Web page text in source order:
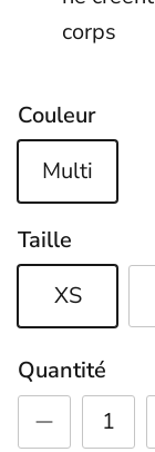
corps
Couleur
Multi
Taille
XS
Quantité